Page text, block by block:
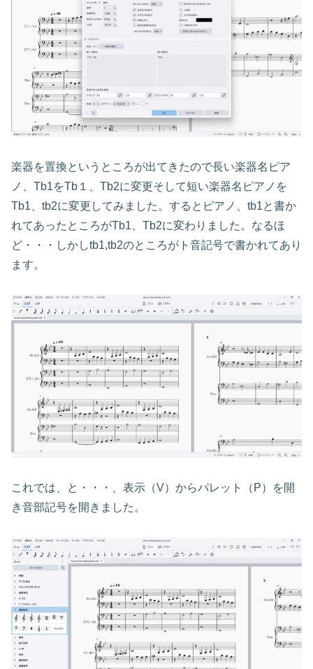
楽器を置換というところが出てきたので長い楽器名ピア
ノ、Tb1をTb１、Tb2に変更そして短い楽器名ピアノを
Tb1、tb2に変更してみました。するとピアノ、tb1と書か
れてあったところがTb1、Tb2に変わりました。なるほ
ど・・・しかしtb1,tb2のところがト音記号で書かれてあり
ます。
これでは、と・・・、表示（V）からパレット（P）を開
き音部記号を開きました。